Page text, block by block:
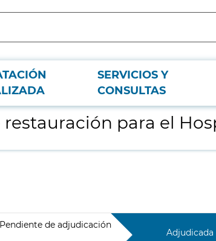
SERVICIOS Y
CONSULTAS
de IFEMA
para el
Pendiente de adjudicación
Adjudicada